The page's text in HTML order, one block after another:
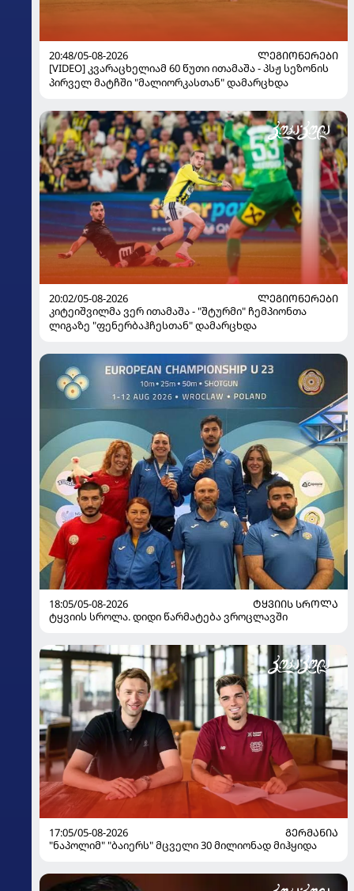
20:48/05-08-2026
ᲚᲔᲒᲘᲝᲜᲔᲠᲔᲑᲘ
[VIDEO] კვარაცხელიამ 60 წუთი ითამაშა - პსჟ სეზონის
პირველ მატჩში "მალიორკასთან" დამარცხდა
20:02/05-08-2026
ᲚᲔᲒᲘᲝᲜᲔᲠᲔᲑᲘ
კიტეიშვილმა ვერ ითამაშა - "შტურმი" ჩემპიონთა
ლიგაზე "ფენერბაჰჩესთან" დამარცხდა
18:05/05-08-2026
ᲢᲧᲕᲘᲘᲡ ᲡᲠᲝᲚᲐ
ტყვიის სროლა. დიდი წარმატება ვროცლავში
17:05/05-08-2026
ᲒᲔᲠᲛᲐᲜᲘᲐ
"ნაპოლიმ" "ბაიერს" მცველი 30 მილიონად მიჰყიდა